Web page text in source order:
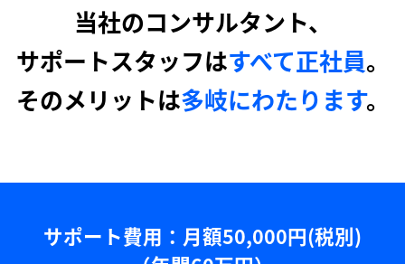
当社のコンサルタント、
サポートスタッフはすべて正社員。
そのメリットは多岐にわたります。
サポート費用：⽉額50,000円(税別)